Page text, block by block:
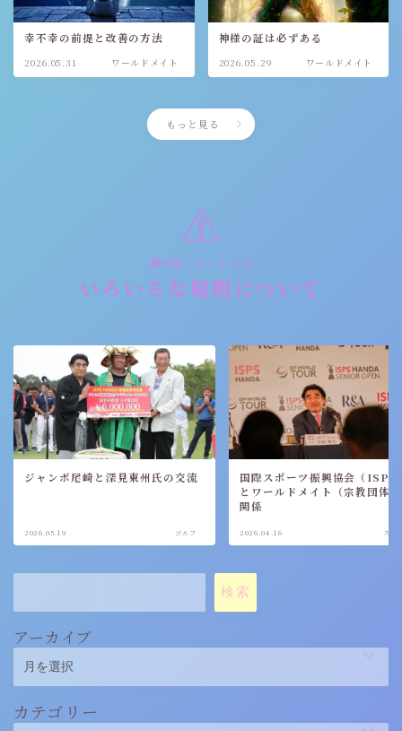
幸不幸の前提と改善の方法
2026.05.31 ワールドメイト
神様の証は必ずある
2026.05.29 ワールドメイト
もっと見る
週刊誌・ネット上の
いろいろな疑問について
ジャンボ尾崎と深見東州氏の交流
2026.05.19 ゴルフ
国際スポーツ振興協会（ISPS
とワールドメイト（宗教団体
関係
2026.04.16 スポ
検索
アーカイブ
カテゴリー